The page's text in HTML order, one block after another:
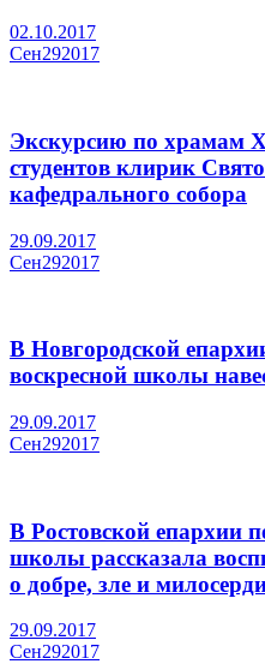
02.10.2017
Сен292017
Экскурсию по храмам
студентов клирик
кафедрального собора
29.09.2017
Сен292017
В Новгородской
воскресной школы
29.09.2017
Сен292017
В Ростовской епархии
школы рассказала
о добре, зле и
29.09.2017
Сен292017